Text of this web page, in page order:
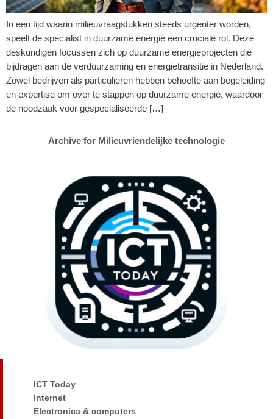
In een tijd waarin milieuvraagstukken steeds urgenter worden,
speelt de specialist in duurzame energie een cruciale rol. Deze
deskundigen focussen zich op duurzame energieprojecten die
bijdragen aan de verduurzaming en energietransitie in Nederland.
Zowel bedrijven als particulieren hebben behoefte aan begeleiding
en expertise om over te stappen op duurzame energie, waardoor
de noodzaak voor gespecialiseerde […]
Archive for Milieuvriendelijke technologie
ICT Today
Internet
Electronica & computers